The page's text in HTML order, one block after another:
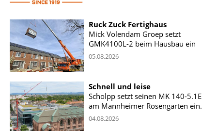
Ruck Zuck Fertighaus
Mick Volendam Groep setzt
GMK4100L-2 beim Hausbau ein
05.08.2026
Schnell und leise
Scholpp setzt seinen MK 140-5.1E
am Mannheimer Rosengarten ein.
04.08.2026